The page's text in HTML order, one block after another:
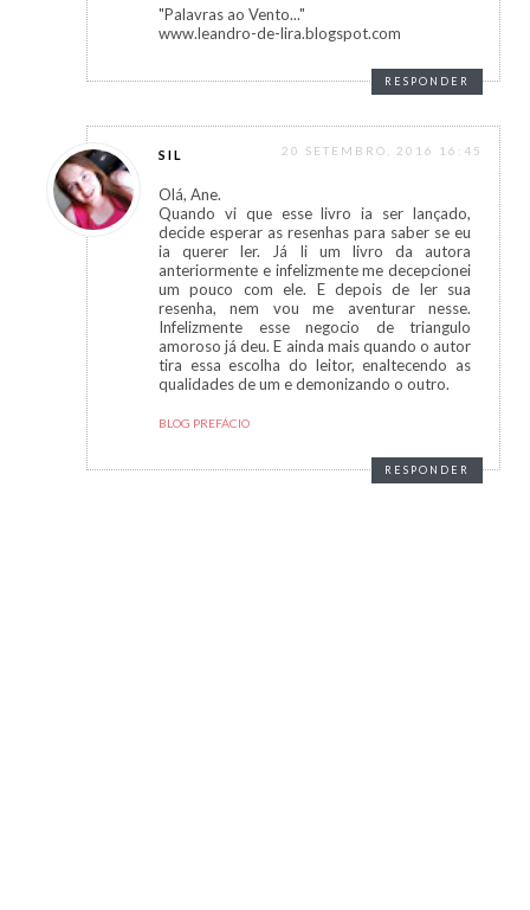
"Palavras ao Vento..."
www.leandro-de-lira.blogspot.com
RESPONDER
SIL 20 SETEMBRO, 2016 16:45
Olá, Ane.
Quando vi que esse livro ia ser lançado,
decide esperar as resenhas para saber se eu
ia querer ler. Já li um livro da autora
anteriormente e infelizmente me decepcionei
um pouco com ele. E depois de ler sua
resenha, nem vou me aventurar nesse.
Infelizmente esse negocio de triangulo
amoroso já deu. E ainda mais quando o autor
tira essa escolha do leitor, enaltecendo as
qualidades de um e demonizando o outro.
BLOG PREFÁCIO
RESPONDER